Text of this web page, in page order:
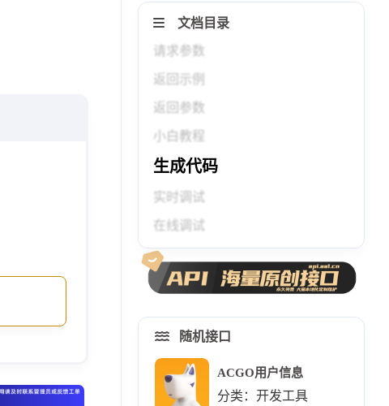
文档目录
请求参数
返回示例
返回参数
小白教程
生成代码
实时调试
在线调试
随机接口
ACGO用户信息
分类：开发工具